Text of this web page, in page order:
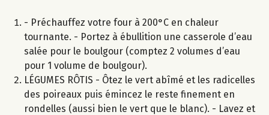
- Préchauffez votre four à 200°C en chaleur
tournante. - Portez à ébullition une casserole d’eau
salée pour le boulgour (comptez 2 volumes d’eau
pour 1 volume de boulgour).
LÉGUMES RÔTIS - Ôtez le vert abîmé et les radicelles
des poireaux puis émincez le reste finement en
rondelles (aussi bien le vert que le blanc). - Lavez et